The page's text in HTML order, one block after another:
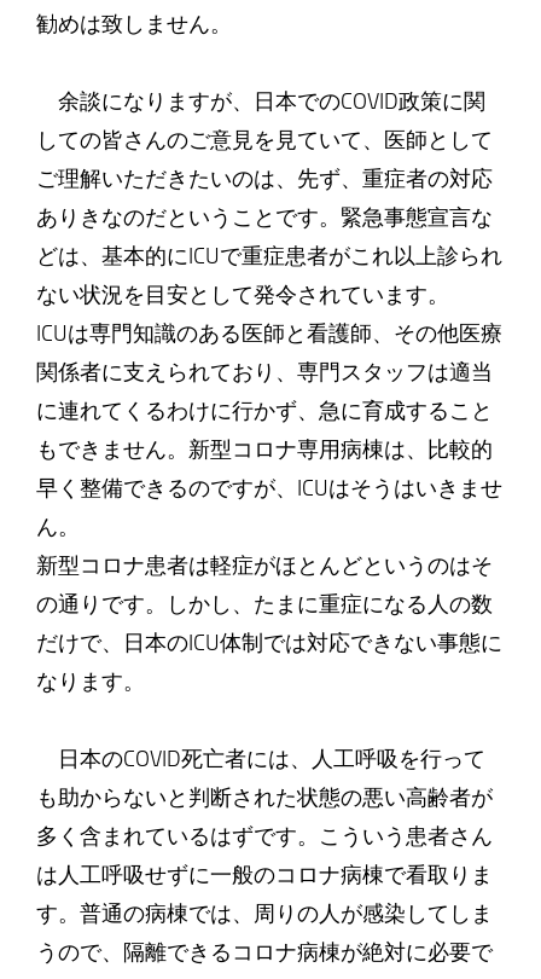
勧めは致しません。
余談になりますが、日本でのCOVID政策に関
しての皆さんのご意見を見ていて、医師として
ご理解いただきたいのは、先ず、重症者の対応
ありきなのだということです。緊急事態宣言な
どは、基本的にICUで重症患者がこれ以上診られ
ない状況を目安として発令されています。
ICUは専門知識のある医師と看護師、その他医療
関係者に支えられており、専門スタッフは適当
に連れてくるわけに行かず、急に育成すること
もできません。新型コロナ専用病棟は、比較的
早く整備できるのですが、ICUはそうはいきませ
ん。
新型コロナ患者は軽症がほとんどというのはそ
の通りです。しかし、たまに重症になる人の数
だけで、日本のICU体制では対応できない事態に
なります。
日本のCOVID死亡者には、人工呼吸を行って
も助からないと判断された状態の悪い高齢者が
多く含まれているはずです。こういう患者さん
は人工呼吸せずに一般のコロナ病棟で看取りま
す。普通の病棟では、周りの人が感染してしま
うので、隔離できるコロナ病棟が絶対に必要で